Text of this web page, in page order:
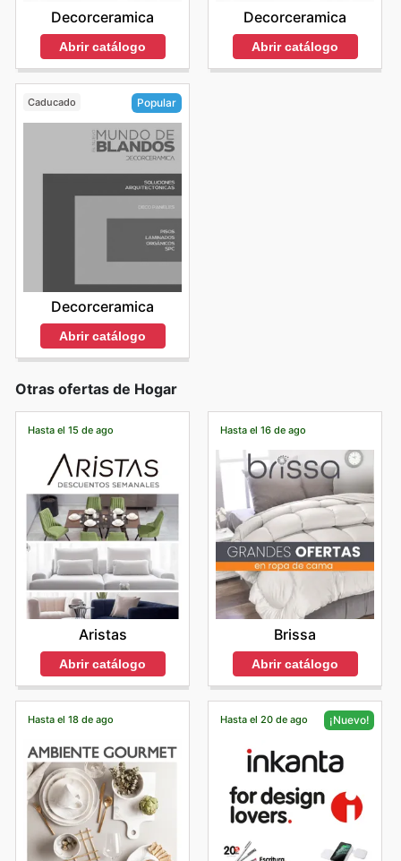
Decorceramica
Abrir catálogo
Decorceramica
Abrir catálogo
Caducado Popular
Decorceramica
Abrir catálogo
Otras ofertas de Hogar
Hasta el 15 de ago
Aristas
Abrir catálogo
Hasta el 16 de ago
Brissa
Abrir catálogo
Hasta el 18 de ago Hasta el 20 de ago ¡Nuevo!